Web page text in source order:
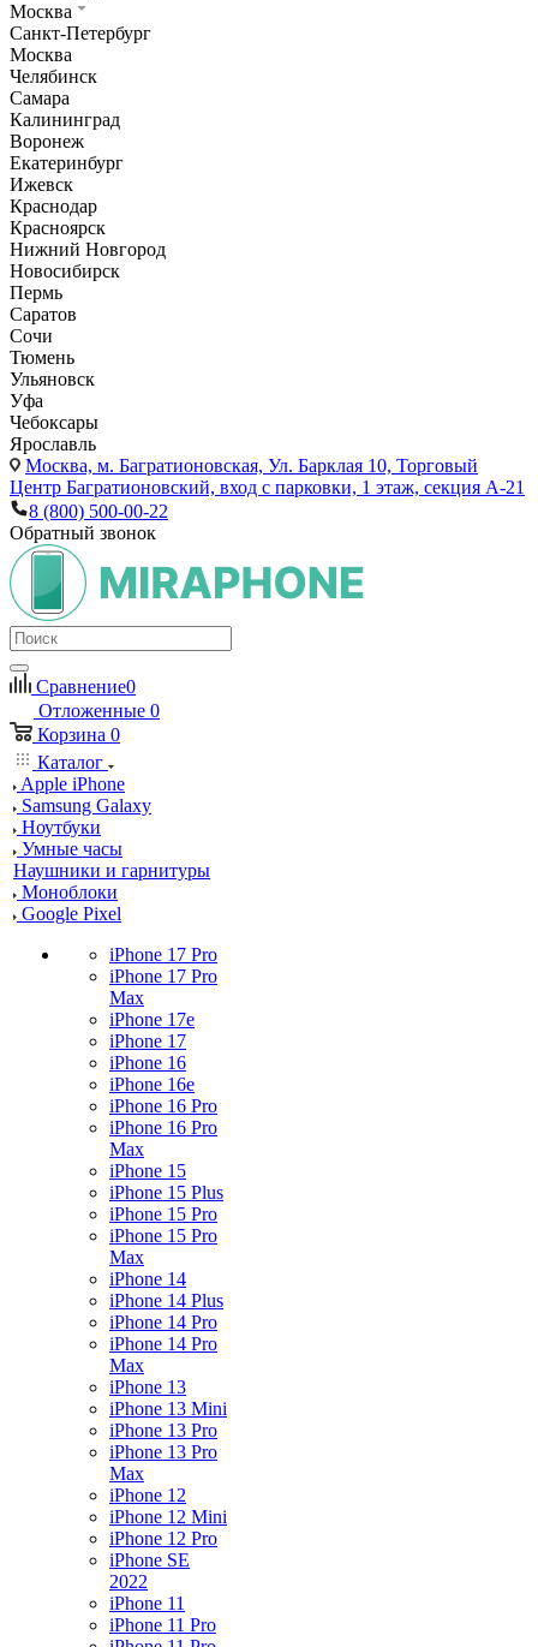
Москва
Санкт-Петербург
Москва
Челябинск
Самара
Калининград
Воронеж
Екатеринбург
Ижевск
Краснодар
Красноярск
Нижний Новгород
Новосибирск
Пермь
Саратов
Сочи
Тюмень
Ульяновск
Уфа
Чебоксары
Ярославль
Москва, м. Багратионовская, Ул. Барклая 10, Торговый
Центр Багратионовский, вход с парковки, 1 этаж, секция А-21
8 (800) 500-00-22
Обратный звонок
Сравнение0
Отложенные 0
Корзина 0
Каталог
Apple iPhone
Samsung Galaxy
Ноутбуки
Умные часы
Наушники и гарнитуры
Моноблоки
Google Pixel
iPhone 17 Pro
iPhone 17 Pro
Max
iPhone 17e
iPhone 17
iPhone 16
iPhone 16e
iPhone 16 Pro
iPhone 16 Pro
Max
iPhone 15
iPhone 15 Plus
iPhone 15 Pro
iPhone 15 Pro
Max
iPhone 14
iPhone 14 Plus
iPhone 14 Pro
iPhone 14 Pro
Max
iPhone 13
iPhone 13 Mini
iPhone 13 Pro
iPhone 13 Pro
Max
iPhone 12
iPhone 12 Mini
iPhone 12 Pro
iPhone SE
2022
iPhone 11
iPhone 11 Pro